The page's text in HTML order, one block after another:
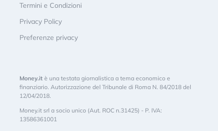
Termini e Condizioni
Privacy Policy
Preferenze privacy
Money.it è una testata giornalistica a tema economico e
finanziario. Autorizzazione del Tribunale di Roma N. 84/2018 del
12/04/2018.
Money.it srl a socio unico (Aut. ROC n.31425) - P. IVA:
13586361001